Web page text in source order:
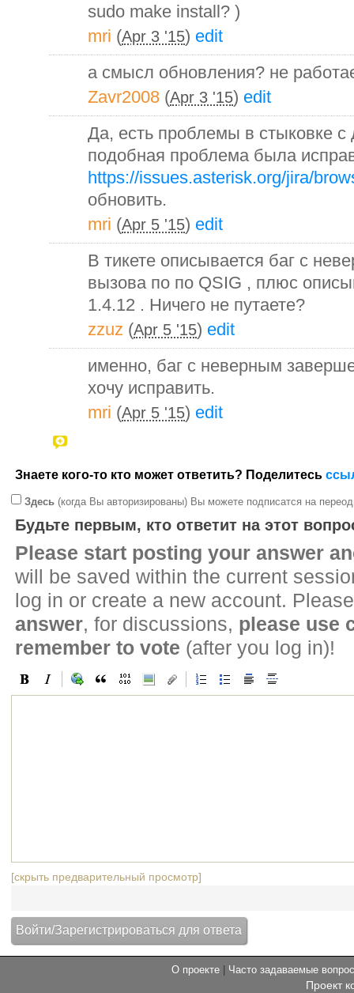
sudo make install? )
mri (Apr 3 '15) edit
а смысл обновления? не
Zavr2008 (Apr 3 '15) edit
Да, есть проблемы в стыковке
подобная проблема была
https://issues.asterisk.org/jira/
обновить.
mri (Apr 5 '15) edit
В тикете описывается баг с
вызова по по QSIG , плюс
1.4.12 . Ничего не путаете?
zzuz (Apr 5 '15) edit
именно, баг с неверным
хочу исправить.
mri (Apr 5 '15) edit
Знаете кого-то кто может ответить? Поделитесь
Здесь (когда Вы авторизированы) Вы можете подписатся на
Будьте первым, кто ответит на этот
Please start posting your answer
will be saved within the current
log in or create a new account.
answer, for discussions, please use
remember to vote (after you log in)!
[скрыть предварительный просмотр]
О проекте Часто задаваемые
Проект